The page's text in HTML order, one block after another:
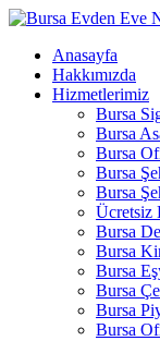
İçeriğe
Anasayfa
Hakkımızda
Hizmetlerimiz
Bursa
Bursa
Bursa
Bursa
Bursa
Ücretsiz
Bursa
Bursa
Bursa
Bursa
Bursa
Bursa